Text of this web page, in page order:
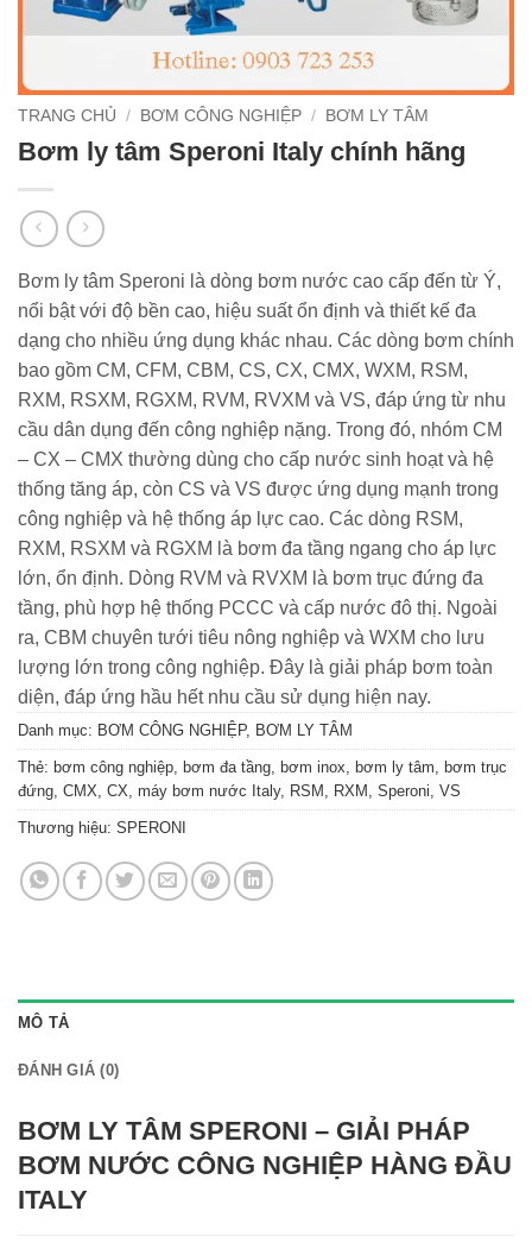
TRANG CHỦ / BƠM CÔNG NGHIỆP / BƠM LY TÂM
Bơm ly tâm Speroni Italy chính hãng
Bơm ly tâm Speroni là dòng bơm nước cao cấp đến từ Ý,
nổi bật với độ bền cao, hiệu suất ổn định và thiết kế đa
dạng cho nhiều ứng dụng khác nhau. Các dòng bơm chính
bao gồm CM, CFM, CBM, CS, CX, CMX, WXM, RSM,
RXM, RSXM, RGXM, RVM, RVXM và VS, đáp ứng từ nhu
cầu dân dụng đến công nghiệp nặng. Trong đó, nhóm CM
– CX – CMX thường dùng cho cấp nước sinh hoạt và hệ
thống tăng áp, còn CS và VS được ứng dụng mạnh trong
công nghiệp và hệ thống áp lực cao. Các dòng RSM,
RXM, RSXM và RGXM là bơm đa tầng ngang cho áp lực
lớn, ổn định. Dòng RVM và RVXM là bơm trục đứng đa
tầng, phù hợp hệ thống PCCC và cấp nước đô thị. Ngoài
ra, CBM chuyên tưới tiêu nông nghiệp và WXM cho lưu
lượng lớn trong công nghiệp. Đây là giải pháp bơm toàn
diện, đáp ứng hầu hết nhu cầu sử dụng hiện nay.
Danh mục: BƠM CÔNG NGHIỆP, BƠM LY TÂM
Thẻ: bơm công nghiệp, bơm đa tầng, bơm inox, bơm ly tâm, bơm trục
đứng, CMX, CX, máy bơm nước Italy, RSM , RXM , Speroni, VS
Thương hiệu: SPERONI
MÔ TẢ
ĐÁNH GIÁ (0)
BƠM LY TÂM SPERONI – GIẢI PHÁP
BƠM NƯỚC CÔNG NGHIỆP HÀNG ĐẦU
ITALY